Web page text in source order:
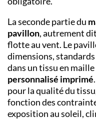
La seconde partie du
pavillon, autrement
flotte au vent. Le
dimensions,
dans un tissu en
personnalisé imprimé
pour la qualité du
fonction des
exposition au soleil,